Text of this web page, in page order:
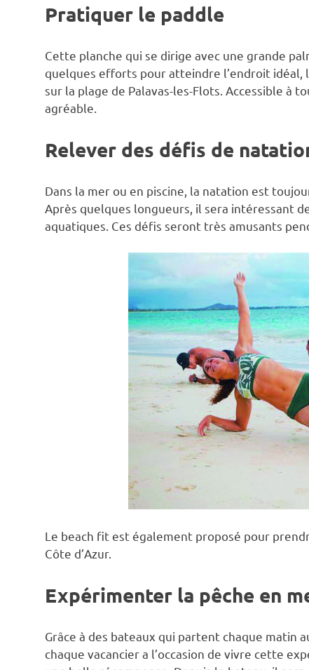
Pratiquer le paddle
Cette planche qui se dirige avec une grande
quelques efforts pour atteindre l’endroit
sur la plage de Palavas-les-Flots. Accessible à
agréable.
Relever des défis de
Dans la mer ou en piscine, la natation est
Après quelques longueurs, il sera intéressant
aquatiques. Ces défis seront très amusants
Le beach fit est également proposé pour
Côte d’Azur.
Expérimenter la pêche en
Grâce à des bateaux qui partent chaque matin
chaque vacancier a l’occasion de vivre cette